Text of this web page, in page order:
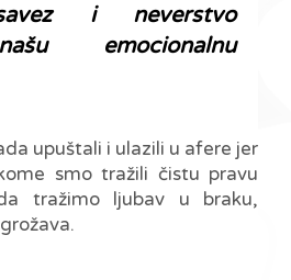
i neverstvo
emocionalnu
upuštali i ulazili u afere jer
smo tražili čistu pravu
tražimo ljubav u braku,